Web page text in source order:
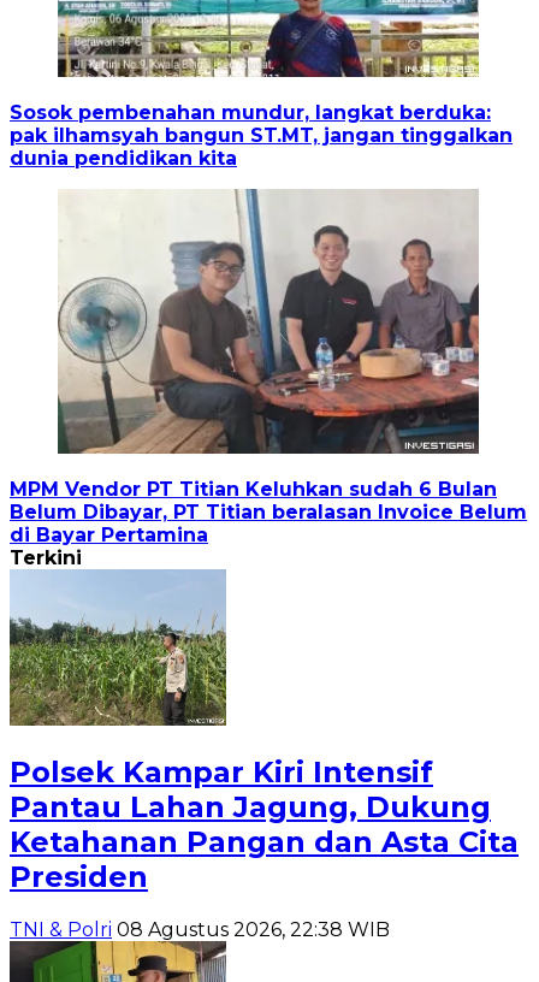
Sosok pembenahan mundur, langkat berduka:
pak ilhamsyah bangun ST.MT, jangan tinggalkan
dunia pendidikan kita
MPM Vendor PT Titian Keluhkan sudah 6 Bulan
Belum Dibayar, PT Titian beralasan Invoice Belum
di Bayar Pertamina
Terkini
Polsek Kampar Kiri Intensif
Pantau Lahan Jagung, Dukung
Ketahanan Pangan dan Asta Cita
Presiden
TNI & Polri 08 Agustus 2026, 22:38 WIB